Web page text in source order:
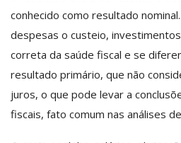
conhecido como resultado
despesas o custeio,
correta da saúde fiscal e se
resultado primário, que não
juros, o que pode levar a
fiscais, fato comum nas análises